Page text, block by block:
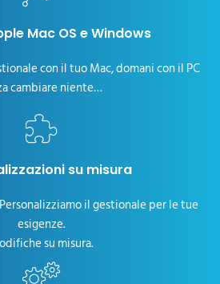
Mac OS e Windows
con il tuo Mac, domani con il PC
cambiare niente…
su misura
il gestionale per le tue
esigenze.
su misura.